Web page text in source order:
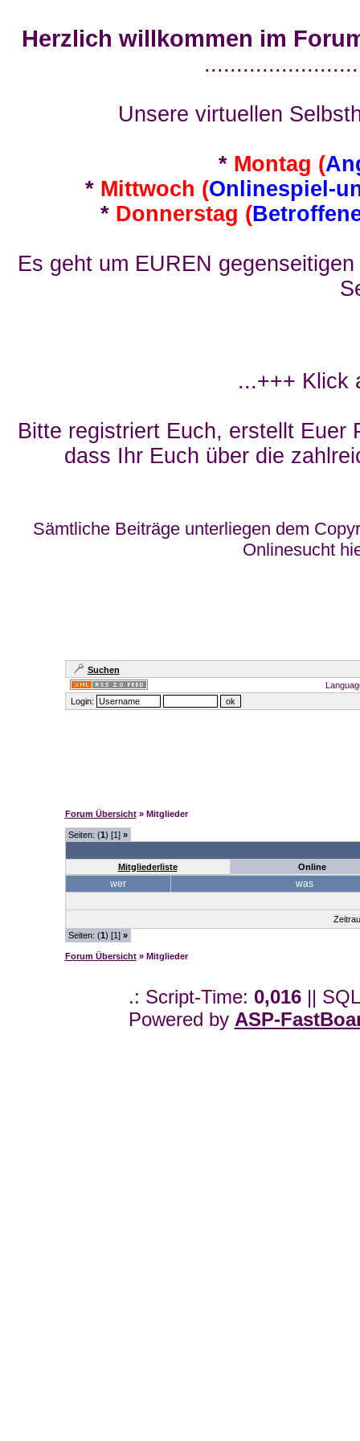
Herzlich willkommen im
Unsere virtuellen
* Montag (
* Mittwoch (Onlinespiel-
* Donnerstag (
Es geht um EUREN
...+++ Klick
Bitte registriert Euch, erstellt Euer
dass Ihr Euch über die
Sämtliche Beiträge unterliegen dem
Onlinesucht
Suchen
Login:
Forum Übersicht» Mitglieder
Seiten: (1) [1] »
Mitgliederliste Online
wer was
Seiten: (1) [1] »
Forum Übersicht» Mitglieder
.: Script-Time: 0,016||
Powered by ASP-